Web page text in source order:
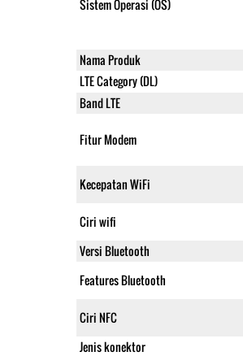
Sistem Operasi (OS)
Nama Produk
LTE Category (DL)
Band LTE
Fitur Modem
Kecepatan WiFi
Ciri wifi
Versi Bluetooth
Features Bluetooth
Ciri NFC
Jenis konektor